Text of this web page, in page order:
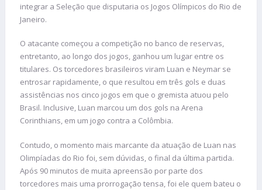
integrar a Seleção que disputaria os Jogos Olímpicos do Rio de
Janeiro.
O atacante começou a competição no banco de reservas,
entretanto, ao longo dos jogos, ganhou um lugar entre os
titulares. Os torcedores brasileiros viram Luan e Neymar se
entrosar rapidamente, o que resultou em três gols e duas
assistências nos cinco jogos em que o gremista atuou pelo
Brasil. Inclusive, Luan marcou um dos gols na Arena
Corinthians, em um jogo contra a Colômbia.
Contudo, o momento mais marcante da atuação de Luan nas
Olimpíadas do Rio foi, sem dúvidas, o final da última partida.
Após 90 minutos de muita apreensão por parte dos
torcedores mais uma prorrogação tensa, foi ele quem bateu o